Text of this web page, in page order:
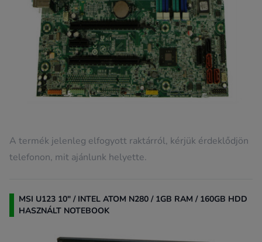
A termék jelenleg elfogyott raktárról, kérjük érdeklődjön
telefonon, mit ajánlunk helyette.
MSI U123 10" / INTEL ATOM N280 / 1GB RAM / 160GB HDD
HASZNÁLT NOTEBOOK